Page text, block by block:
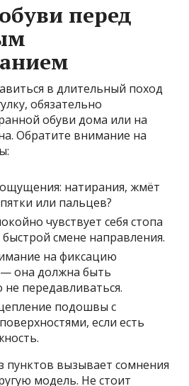
перед
в длительный поход
обязательно
обуви дома или на
Обратите внимание на
натирания, жмёт
или пальцев?
чувствует себя стопа
смене направления.
на фиксацию
— она должна быть
передавливаться.
подошвы с
если есть
пунктов вызывает сомнения
модель. Не стоит